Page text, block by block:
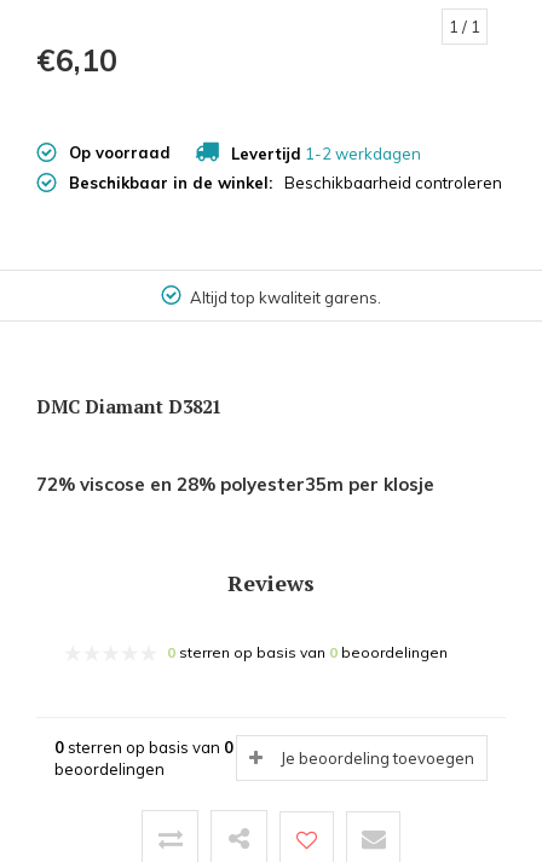
1 / 1
€6,10
Op voorraad Levertijd 1-2 werkdagen
Beschikbaar in de winkel:
Beschikbaarheid controleren
Altijd top kwaliteit garens.
DMC Diamant D3821
72% viscose en 28% polyester35m per klosje
Reviews
0 sterren op basis van 0 beoordelingen
0sterren op basis van 0
beoordelingen
Je beoordeling toevoegen